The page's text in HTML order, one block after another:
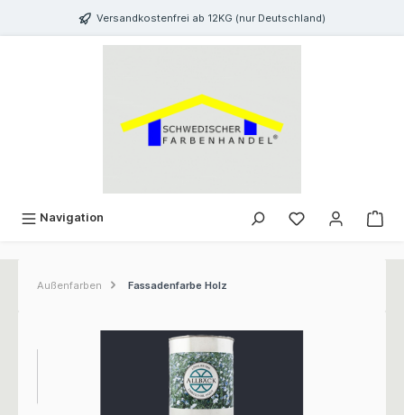
springen Versandkostenfrei ab 12KG (nur Deutschland)
Navigation
Außenfarben Fassadenfarbe Holz